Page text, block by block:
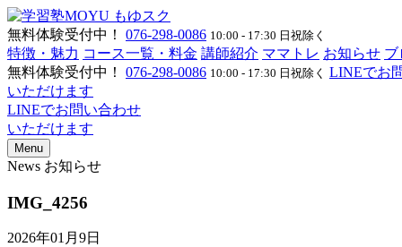
無料体験受付中！ 076-298-0086 10:00 - 17:30 日祝除く
特徴・魅力 コース一覧・料金 講師紹介 ママトレ お知らせ ブ
無料体験受付中！
076-298-0086 10:00 - 17:30 日祝除く LINEでお
いただけます
LINEでお問い合わせ
いただけます
Menu
News お知らせ
IMG_4256
2026年01月9日